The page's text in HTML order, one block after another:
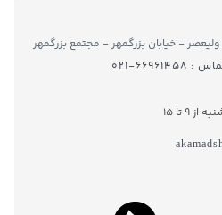
- خیابان بزرگمهر - مجتمع بزرگمهر
شماره تماس : ۶۶۹۶۱۴۵۸-۰۲۱